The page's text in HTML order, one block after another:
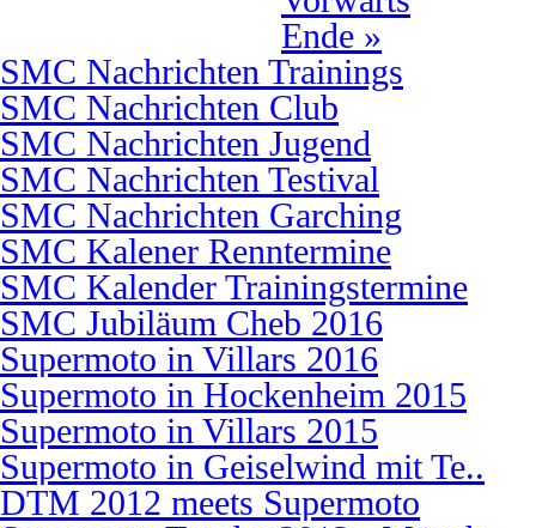
Ende »
SMC Nachrichten Trainings
SMC Nachrichten Club
SMC Nachrichten Jugend
SMC Nachrichten Testival
SMC Nachrichten Garching
SMC Kalener Renntermine
SMC Kalender Trainingstermine
SMC Jubiläum Cheb 2016
Supermoto in Villars 2016
Supermoto in Hockenheim 2015
Supermoto in Villars 2015
Supermoto in Geiselwind mit Te..
DTM 2012 meets Supermoto